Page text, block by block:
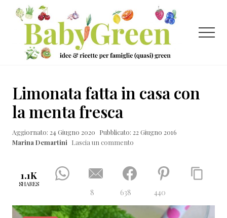
Menu
Passa
contenuto
principale
Passa
laterale
primaria
Passa
ricette
per
famiglie
Menu
Limonata fatta in casa con
la menta fresca
Aggiornato: 24 Giugno 2020 Pubblicato: 22 Giugno 2016
Marina Demartini Lascia un commento
1.1K
SHARES
8 638 440